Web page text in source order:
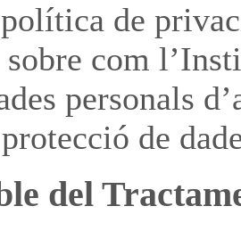
de
com
personals
de
del